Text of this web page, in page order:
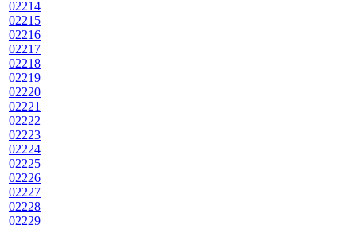
02214
02215
02216
02217
02218
02219
02220
02221
02222
02223
02224
02225
02226
02227
02228
02229